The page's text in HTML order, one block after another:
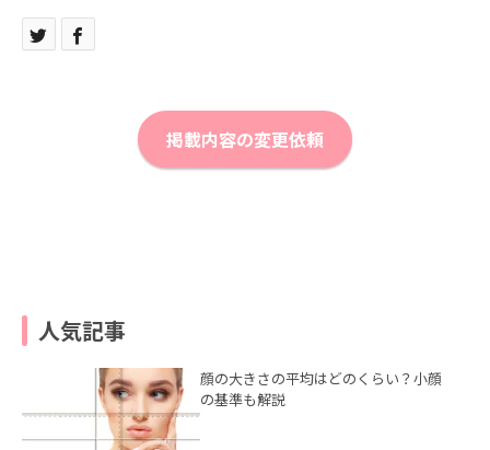
掲載内容の変更依頼
人気記事
顔の大きさの平均はどのくらい？小顔
の基準も解説